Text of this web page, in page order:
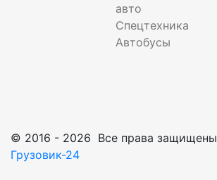
авто
Спецтехника
Автобусы
© 2016 - 2026 Все права защищены
Грузовик-24